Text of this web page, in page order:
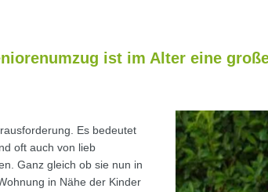
ist im Alter eine
Es bedeutet
oft auch von lieb
Ganz gleich ob sie nun in
in Nähe der Kinder